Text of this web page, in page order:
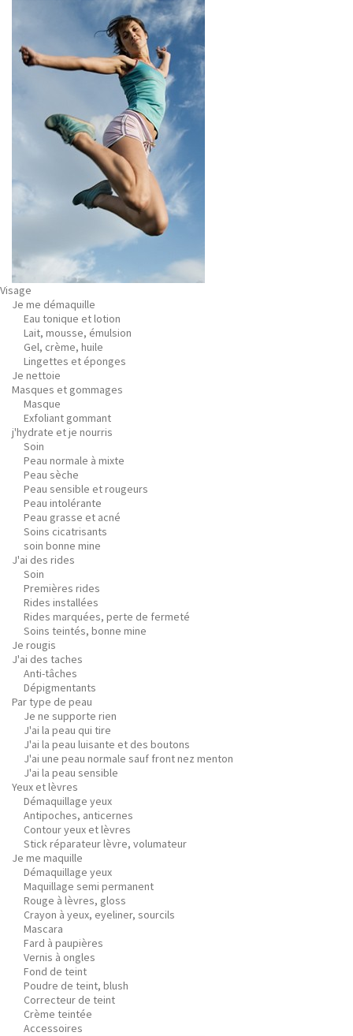
Visage
Je me démaquille
Eau tonique et lotion
Lait, mousse, émulsion
Gel, crème, huile
Lingettes et éponges
Je nettoie
Masques et gommages
Masque
Exfoliant gommant
j'hydrate et je nourris
Soin
Peau normale à mixte
Peau sèche
Peau sensible et rougeurs
Peau intolérante
Peau grasse et acné
Soins cicatrisants
soin bonne mine
J'ai des rides
Soin
Premières rides
Rides installées
Rides marquées, perte de fermeté
Soins teintés, bonne mine
Je rougis
J'ai des taches
Anti-tâches
Dépigmentants
Par type de peau
Je ne supporte rien
J'ai la peau qui tire
J'ai la peau luisante et des boutons
J'ai une peau normale sauf front nez menton
J'ai la peau sensible
Yeux et lèvres
Démaquillage yeux
Antipoches, anticernes
Contour yeux et lèvres
Stick réparateur lèvre, volumateur
Je me maquille
Démaquillage yeux
Maquillage semi permanent
Rouge à lèvres, gloss
Crayon à yeux, eyeliner, sourcils
Mascara
Fard à paupières
Vernis à ongles
Fond de teint
Poudre de teint, blush
Correcteur de teint
Crème teintée
Accessoires